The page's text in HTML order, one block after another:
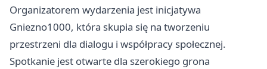
Organizatorem wydarzenia jest inicjatywa
Gniezno1000, która skupia się na tworzeniu
przestrzeni dla dialogu i współpracy społecznej.
Spotkanie jest otwarte dla szerokiego grona